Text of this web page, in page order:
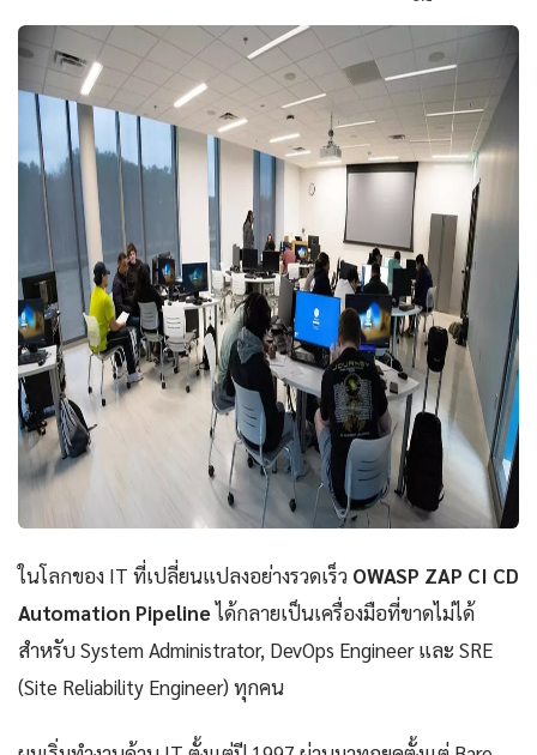
ในโลกของ IT ที่เปลี่ยนแปลงอย่างรวดเร็ว OWASP ZAP CI CD
Automation Pipelineได้กลายเป็นเครื่องมือที่ขาดไม่ได้
สำหรับ System Administrator, DevOps Engineer และ SRE
(Site Reliability Engineer) ทุกคน